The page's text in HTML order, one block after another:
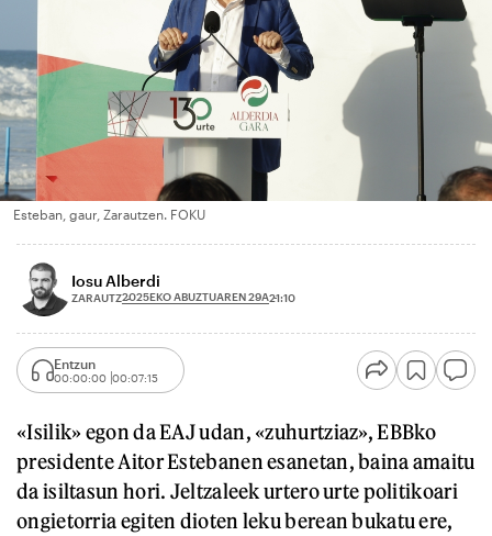
Esteban, gaur, Zarautzen. FOKU
Iosu Alberdi
ZARAUTZ2025EKO ABUZTUAREN 29A21:10
Entzun
00:00:00 00:07:15
«Isilik» egon da EAJ udan, «zuhurtziaz», EBBko
presidente Aitor Estebanen esanetan, baina amaitu
da isiltasun hori. Jeltzaleek urtero urte politikoari
ongietorria egiten dioten leku berean bukatu ere,